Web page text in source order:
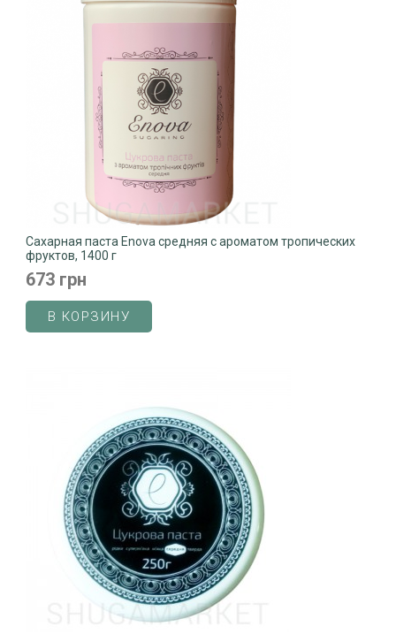
Сахарная паста Enova средняя с ароматом тропических
фруктов, 1400 г
673 грн
В КОРЗИНУ